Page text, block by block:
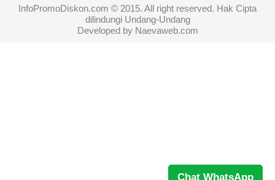
Chat WhatsApp
InfoPromoDiskon.com © 2015. All right reserved. Hak Cipta
dilindungi Undang-Undang
Developed by Naevaweb.com